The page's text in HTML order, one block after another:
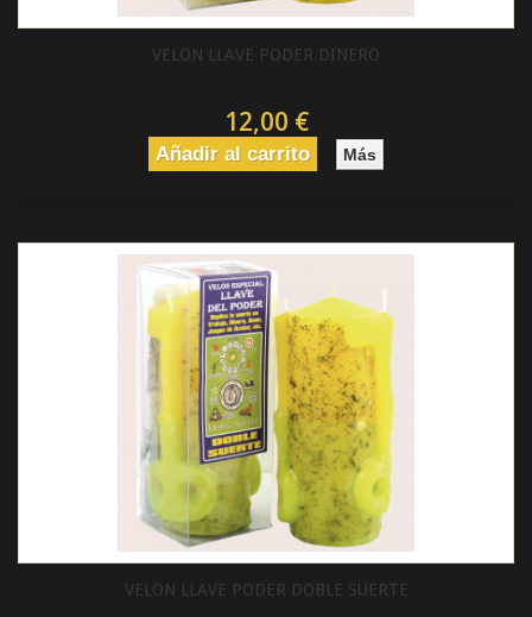
VELON LLAVE PODER DINERO
12,00 €
Añadir al carrito Más
VELON LLAVE PODER DOBLE SUERTE